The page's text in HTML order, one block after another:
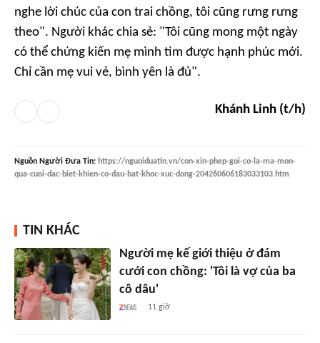
nghe lời chúc của con trai chồng, tôi cũng rưng rưng
theo". Người khác chia sẻ: "Tôi cũng mong một ngày
có thể chứng kiến mẹ mình tìm được hạnh phúc mới.
Chỉ cần mẹ vui vẻ, bình yên là đủ".
Khánh Linh (t/h)
Nguồn Người Đưa Tin: https://nguoiduatin.vn/con-xin-phep-goi-co-la-ma-mon-
qua-cuoi-dac-biet-khien-co-dau-bat-khoc-xuc-dong-204260606183033103.htm
TIN KHÁC
Người mẹ kế giới thiệu ở đám
cưới con chồng: 'Tôi là vợ của ba
cô dâu'
11 giờ